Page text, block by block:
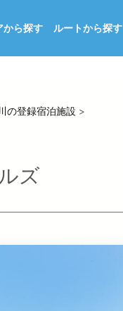
から探す ルートから探す
の登録宿泊施設 >
ズ